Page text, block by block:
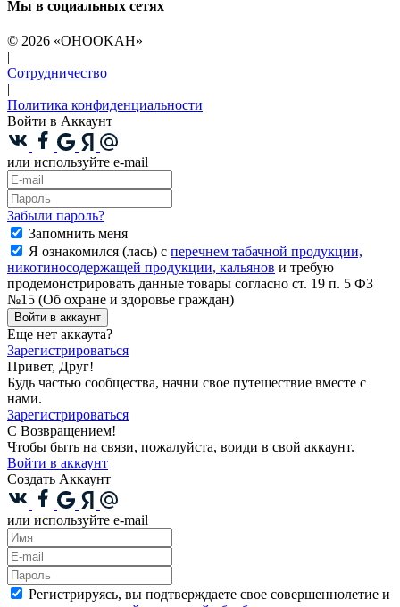
Мы в социальных сетях
© 2026 «OHOOKAH»
|
Сотрудничество
|
Политика конфиденциальности
Войти в Аккаунт
или используйте e-mail
Забыли пароль?
Запомнить меня
Я ознакомился (лась) с перечнем табачной продукции,
никотиносодержащей продукции, кальянов и требую
продемонстрировать данные товары согласно ст. 19 п. 5 ФЗ
№15 (Об охране и здоровье граждан)
Войти в аккаунт
Еще нет аккаута?
Зарегистрироваться
Привет, Друг!
Будь частью сообщества, начни свое путешествие вместе с
нами.
Зарегистрироваться
С Возвращением!
Чтобы быть на связи, пожалуйста, воиди в свой аккаунт.
Войти в аккаунт
Создать Аккаунт
или используйте e-mail
Регистрируясь, вы подтверждаете свое совершеннолетие и